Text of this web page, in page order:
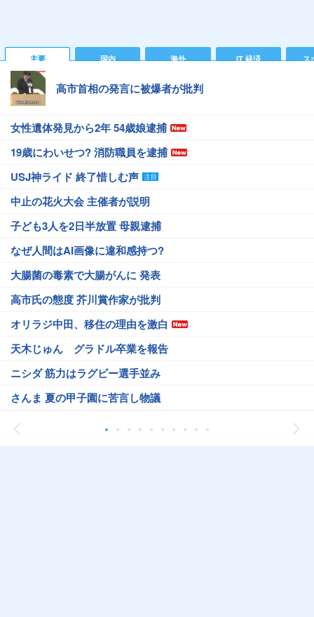
主要 国内 海外 IT 経済 ス
高市首相の発言に被爆者が批判
女性遺体発見から2年 54歳娘逮捕
19歳にわいせつ? 消防職員を逮捕
USJ神ライド 終了惜しむ声
中止の花火大会 主催者が説明
子ども3人を2日半放置 母親逮捕
なぜ人間はAI画像に違和感持つ?
大腸菌の毒素で大腸がんに 発表
高市氏の態度 芥川賞作家が批判
オリラジ中田、移住の理由を激白
天木じゅん グラドル卒業を報告
ニシダ 筋力はラグビー選手並み
さんま 夏の甲子園に苦言し物議